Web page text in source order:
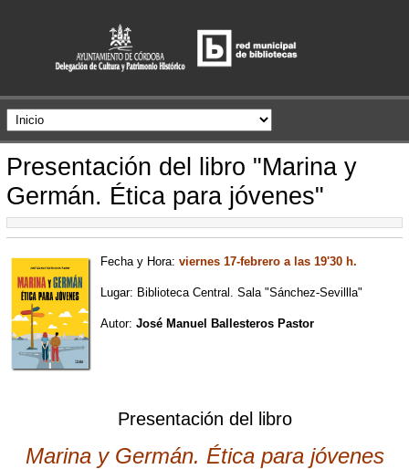
Presentación del libro "Marina y
Germán. Ética para jóvenes"
Fecha y Hora: viernes 17-febrero a las 19'30 h.
Lugar: Biblioteca Central. Sala "Sánchez-Sevillla"
Autor:José Manuel Ballesteros Pastor
Presentación del libro
Marina y Germán. Ética para jóvenes